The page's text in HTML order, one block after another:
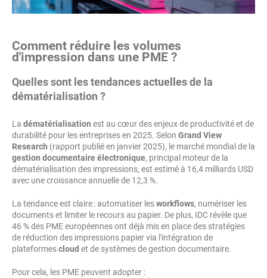
Comment réduire les volumes
d'impression dans une PME ?
Quelles sont les tendances actuelles de la
dématérialisation ?
La dématérialisation est au cœur des enjeux de productivité et de
durabilité pour les entreprises en 2025. Selon Grand View
Research (rapport publié en janvier 2025), le marché mondial de la
gestion documentaire électronique, principal moteur de la
dématérialisation des impressions, est estimé à 16,4 milliards USD
avec une croissance annuelle de 12,3 %.
La tendance est claire : automatiser lesworkflows, numériser les
documents et limiter le recours au papier. De plus, IDC révèle que
46 % des PME européennes ont déjà mis en place des stratégies
de réduction des impressions papier via l'intégration de
plateformescloud et de systèmes de gestion documentaire.
Pour cela, les PME peuvent adopter :